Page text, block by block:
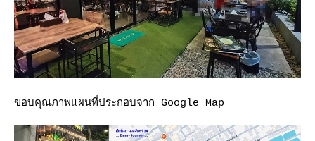
ขอบคุณภาพแผนที่ประกอบจาก Google Map